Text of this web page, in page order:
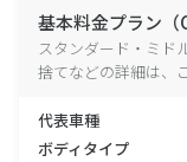
基本料金プラン（
スタンダード・ミド
捨てなどの詳細は、
代表車種
ボディタイプ